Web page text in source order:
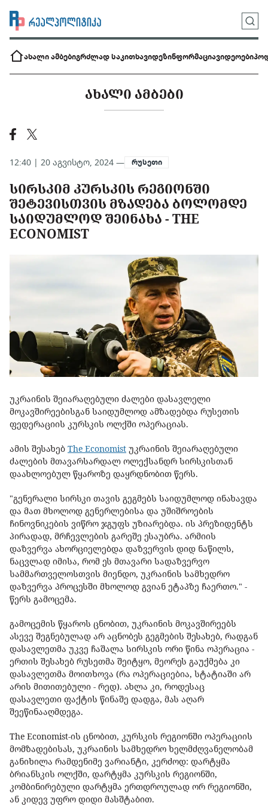
ახალი ამბებიგრძლად საკითხავიდეზინფორმაციავიდეოები
ᲐᲮᲐᲚᲘ ᲐᲛᲑᲔᲑᲘ
12:40 | 20 აგვისტო, 2024 — რუსეთი
ᲡᲘᲠᲡᲙᲘᲛ ᲙᲣᲠᲡᲙᲘᲡ ᲠᲔᲒᲘᲝᲜᲨᲘ
ᲨᲔᲢᲔᲕᲘᲡᲗᲕᲘᲡ ᲛᲖᲐᲓᲔᲑᲐ ᲑᲝᲚᲝᲛᲓᲔ
ᲡᲐᲘᲓᲣᲛᲚᲝᲓ ᲨᲔᲘᲜᲐᲮᲐ - THE
ECONOMIST
უკრაინის შეიარაღებული ძალები დასავლელი
მოკავშირეებისგან საიდუმლოდ ამზადებდა რუსეთის
ფედერაციის კურსკის ოლქში ოპერაციას.
ამის შესახებ The Economist უკრაინის შეიარაღებული
ძალების მთავარსარდალ ოლექსანდრ სირსკისთან
დაახლოებულ წყაროზე დაყრდნობით წერს.
"გენერალი სირსკი თავის გეგმებს საიდუმლოდ ინახავდა
და მათ მხოლოდ გენერლებისა და უშიშროების
ჩინოვნიკების ვიწრო ჯგუფს უზიარებდა. ის პრეზიდენტს
პირადად, მრჩევლების გარეშე ესაუბრა. არმიის
დაზვერვა ახორციელებდა დაზვერვის დიდ ნაწილს,
ნაცვლად იმისა, რომ ეს მთავარი სადაზვერვო
სამმართველოსთვის მიენდო, უკრაინის სამხედრო
დაზვერვა პროცესში მხოლოდ გვიან ეტაპზე ჩაერთო." -
წერს გამოცემა.
გამოცემის წყაროს ცნობით, უკრაინის მოკავშირეებს
ასევე შეგნებულად არ აცნობეს გეგმების შესახებ, რადგან
დასავლეთმა უკვე ჩაშალა სირსკის ორი წინა ოპერაცია -
ერთის შესახებ რუსეთმა შეიტყო, მეორეს გაუქმება კი
დასავლეთმა მოითხოვა (რა ოპერაციებია, სტატიაში არ
არის მითითებული - რედ). ახლა კი, როდესაც
დასავლეთი ფაქტის წინაშე დადგა, მას აღარ
შეეწინააღმდეგა.
The Economist-ის ცნობით, კურსკის რეგიონში ოპერაციის
მომზადებისას, უკრაინის სამხედრო ხელმძღვანელობამ
განიხილა რამდენიმე ვარიანტი, კერძოდ: დარტყმა
ბრიანსკის ოლქში, დარტყმა კურსკის რეგიონში,
კომბინირებული დარტყმა ერთდროულად ორ რეგიონში,
ან კიდევ უფრო დიდი მასშტაბით.